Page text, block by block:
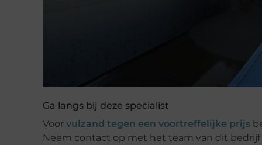
Ga langs bij deze specialist
Voor vulzand tegen een voortreffelijke prijs
Neem contact op met het team van dit